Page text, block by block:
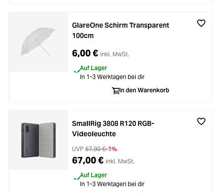
GlareOne Schirm Transparent
100cm
6,00 € inkl. MwSt.
Auf Lager
In 1-3 Werktagen bei dir
In den Warenkorb
SmallRig 3808 R120 RGB-
Videoleuchte
UVP 67,90 €-1%
67,00 € inkl. MwSt.
Auf Lager
In 1-3 Werktagen bei dir